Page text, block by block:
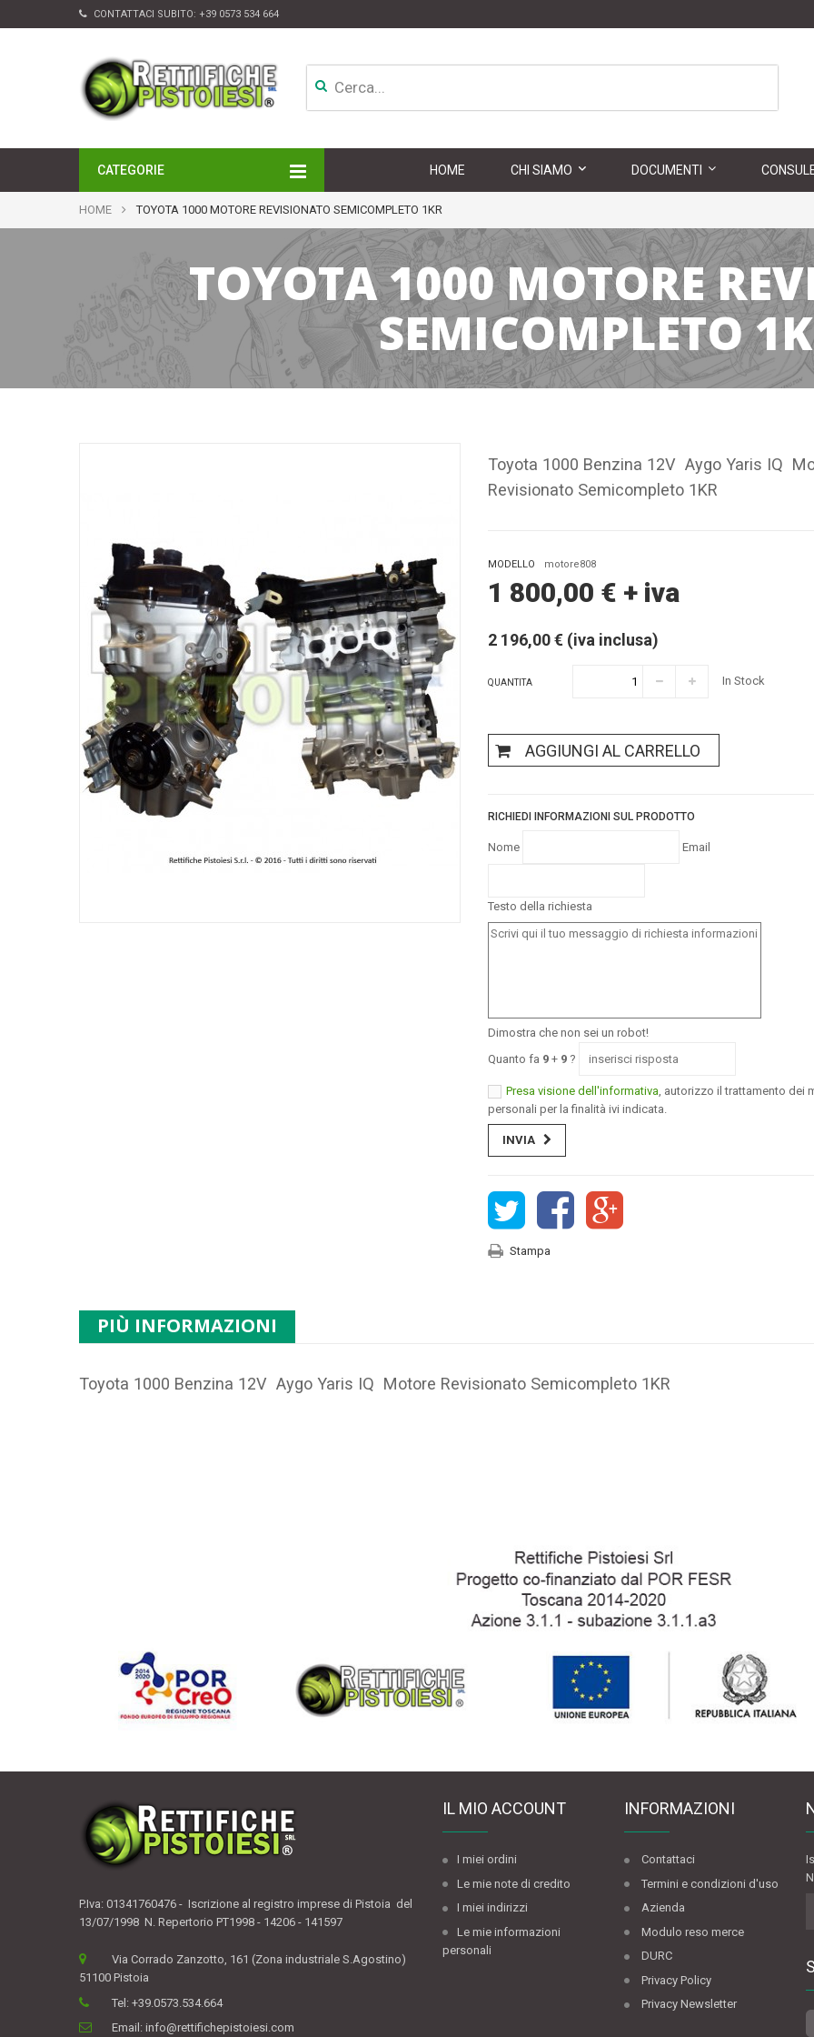
CONTATTACI SUBITO: +39 0573 534 664
CATEGORIE
APPARATI DI INIEZIONE
TURBINE
ALTRI ACCESSORI
HOME CHI SIAMO DOCUMENTI
HOME TOYOTA 1000 MOTORE REVISIONATO SEMICOMPLETO 1KR
TOYOTA 1000 MOTORE
SEMICOMPLETO
Toyota 1000 Benzina 12V Aygo Yaris IQ
Revisionato Semicompleto 1KR
MODELLO motore808
1 800,00 € + iva
2 196,00 € (iva inclusa)
QUANTITA In Stock
AGGIUNGI AL CARRELLO
RICHIEDI INFORMAZIONI SUL PRODOTTO
Nome Email
Testo della richiesta
Dimostra che non sei un robot!
Quanto fa 9 + 9 ?
Presa visione dell'informativa , autorizzo il trattamento dei
personali per la finalità ivi indicata.
INVIA
Stampa
PIÙ INFORMAZIONI
Toyota 1000 Benzina 12V Aygo Yaris IQ Motore Revisionato Semicompleto 1KR
P.Iva: 01341760476 - Iscrizione al registro imprese di Pistoia del
13/07/1998 N. Repertorio PT1998 - 14206 - 141597
Via Corrado Zanzotto, 161 (Zona industriale S.Agostino)
51100 Pistoia
Tel: +39.0573.534.664
Email: info@rettifichepistoiesi.com
IL MIO ACCOUNT
I miei ordini
Le mie note di credito
I miei indirizzi
Le mie informazioni
personali
INFORMAZIONI
Contattaci
Termini e condizioni d'uso
Azienda
Modulo reso merce
DURC
Privacy Policy
Privacy Newsletter